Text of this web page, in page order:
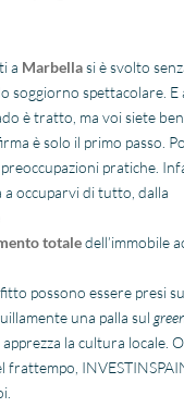
a Marbellasi è svolto
soggiorno spettacolare. E
è tratto, ma voi siete
è solo il primo passo.
pratiche.
a occuparvi di tutto, dalla
totaledell’immobile
possono essere presi
una palla sul
la cultura locale.
frattempo,